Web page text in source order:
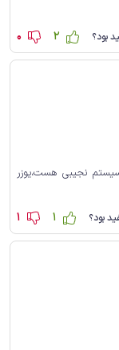
بود؟ 2
0
نجیبی هست،یوزر
بود؟ 1
1